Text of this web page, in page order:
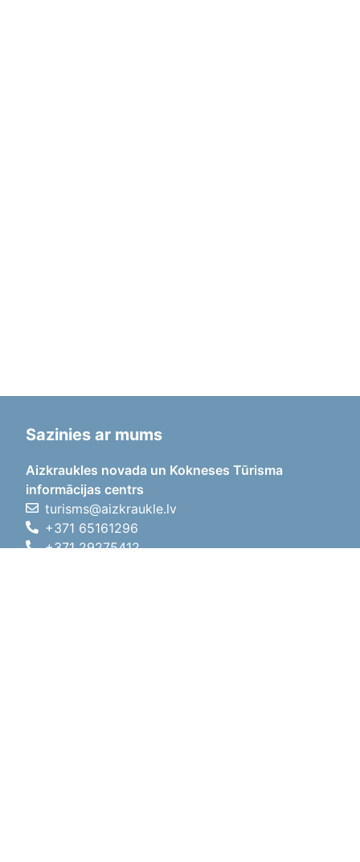
Sazinies ar mums
Aizkraukles novada un Kokneses Tūrisma
informācijas centrs
turisms@aizkraukle.lv
+371 65161296
+371 29275412